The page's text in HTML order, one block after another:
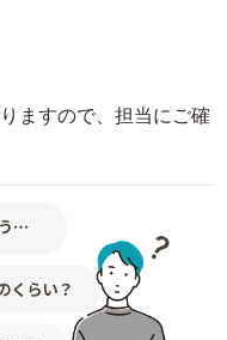
ますので、担当にご確